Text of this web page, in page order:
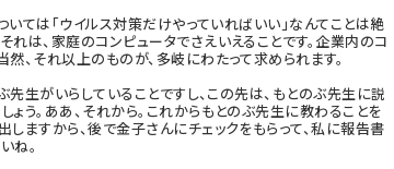
いては「ウイルス対策だけやっていればいい」なんてことは絶
れは、家庭のコンピュータでさえいえることです。企業内のコ
然、それ以上のものが、多岐にわたって求められます。
先生がいらしていることですし、この先は、もとのぶ先生に説
ょう。ああ、それから。これからもとのぶ先生に教わることを
しますから、後で金子さんにチェックをもらって、私に報告書
ね。